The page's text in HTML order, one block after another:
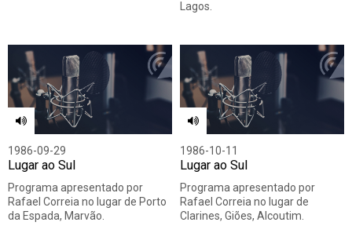
Lagos.
1986-09-29
Lugar ao Sul
Programa apresentado por
Rafael Correia no lugar de Porto
da Espada, Marvão.
1986-10-11
Lugar ao Sul
Programa apresentado por
Rafael Correia no lugar de
Clarines, Giões, Alcoutim.